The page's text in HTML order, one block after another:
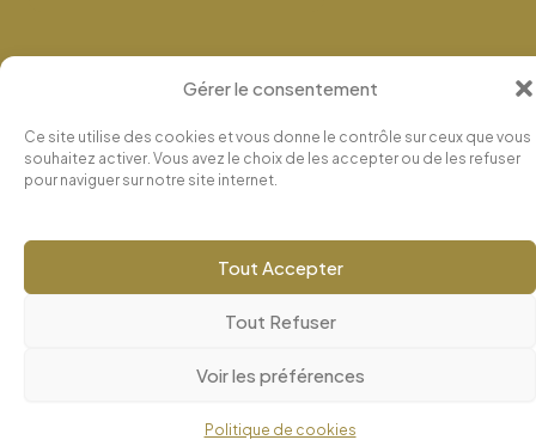
Gérer le consentement
Ce site utilise des cookies et vous donne le contrôle sur ceux que vous
souhaitez activer. Vous avez le choix de les accepter ou de les refuser
pour naviguer sur notre site internet.
Tout Accepter
Tout Refuser
Voir les préférences
Politique de cookies
m
Mentions légales